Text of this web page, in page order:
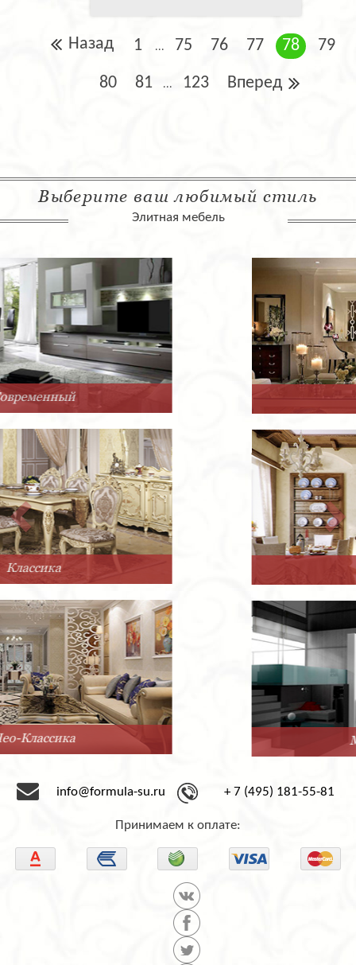
Назад 1 ... 75 76 77 78 79
80 81 ... 123 Вперед
Выберите ваш любимый стиль
Элитная мебель
Минимализм
info@formula-su.ru + 7 (495) 181-55-81
Принимаем к оплате: